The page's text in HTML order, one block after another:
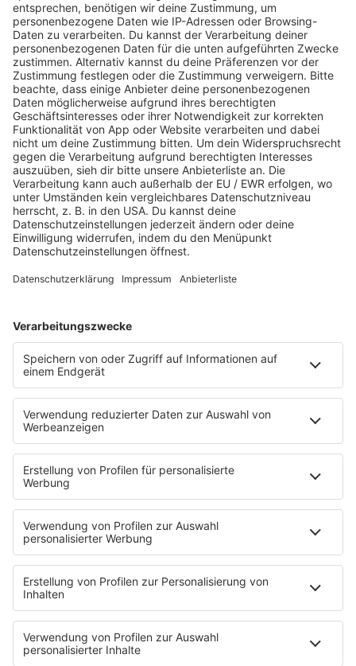
JETZT ABSPIELEN
Louane mit AVENIR
STARTSEITE
SERVICE
Kontakt
Newsletter
Jobs & Praktika
Pressekontakt
Presse & Downloads
Verkehr
Wetter